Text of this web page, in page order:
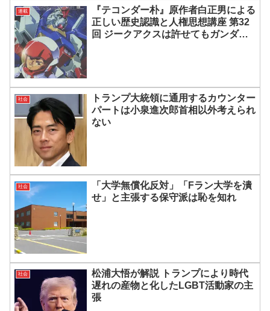
連載
『テコンダー朴』原作者白正男による
正しい歴史認識と人権思想講座 第32
回 ジークアクスは許せてもガンダム
社会
トランプ大統領に通用するカウンター
パートは小泉進次郎首相以外考えられ
ない
社会
「大学無償化反対」「Fラン大学を潰
せ」と主張する保守派は恥を知れ
社会
松浦大悟が解説 トランプにより時代
遅れの産物と化したLGBT活動家の主
張